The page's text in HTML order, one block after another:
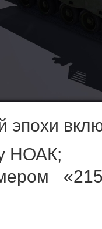
эпохи
НОАК;